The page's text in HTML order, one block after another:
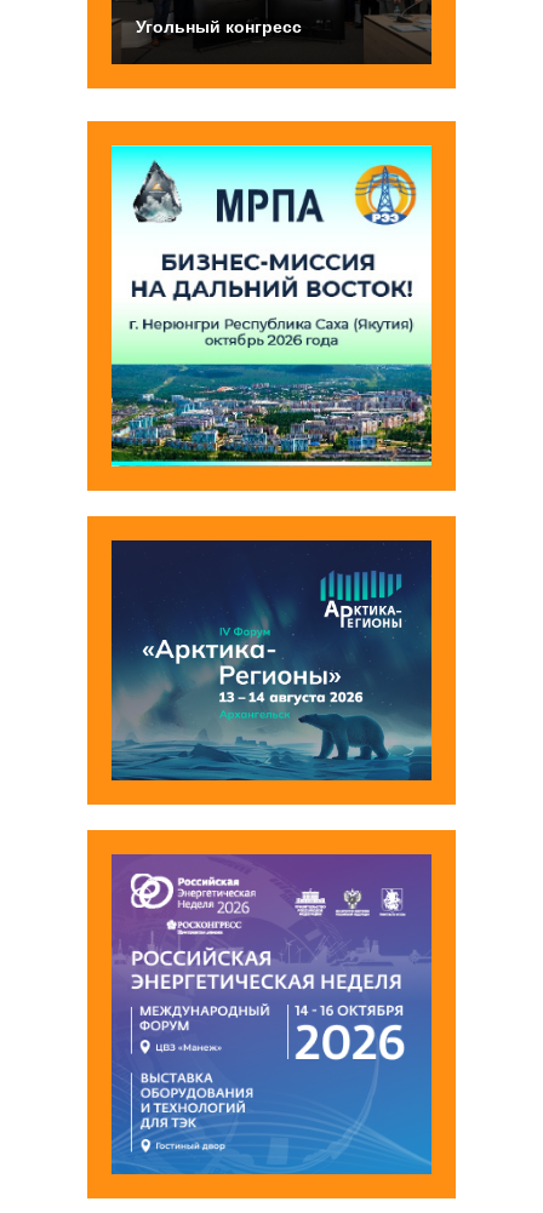
Угольный конгресс